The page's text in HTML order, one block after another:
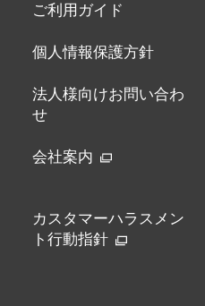
ご利用ガイド
個人情報保護方針
法人様向けお問い合わ
せ
会社案内
カスタマーハラスメン
ト行動指針